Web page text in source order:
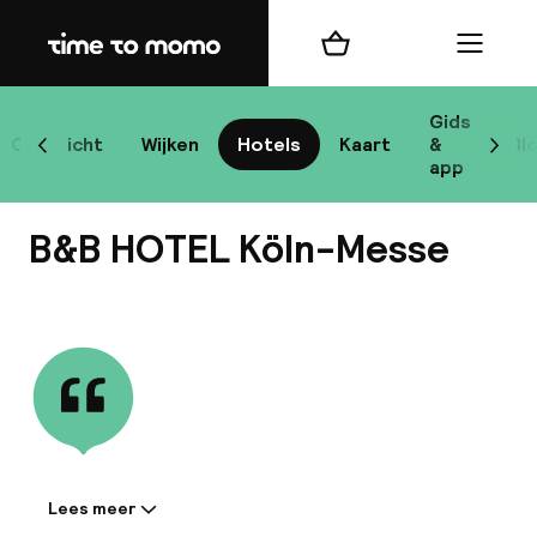
Home
Overzicht Wijken Hotels Kaart
Gids
&
app
Scroll naar links
Winkelmand Menu
B&B HOTEL Köln-Messe
Informatie gedeeld door de
Lees meer